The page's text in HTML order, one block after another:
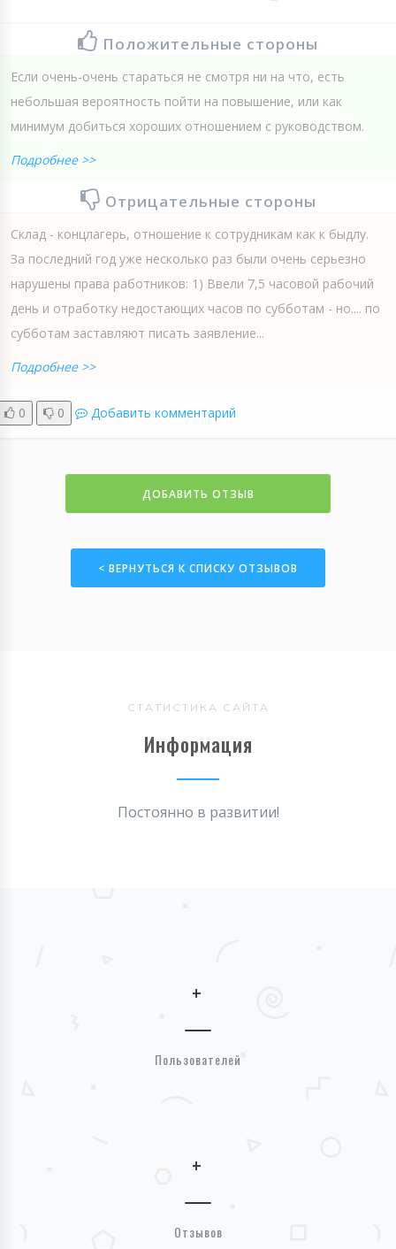
Положительные стороны
Если очень-очень стараться не смотря ни на что, есть
небольшая вероятность пойти на повышение, или как
минимум добиться хороших отношением с руководством.
Подробнее >>
Отрицательные стороны
Склад - концлагерь, отношение к сотрудникам как к быдлу.
За последний год уже несколько раз были очень серьезно
нарушены права работников: 1) Ввели 7,5 часовой рабочий
день и отработку недостающих часов по субботам - но.... по
субботам заставляют писать заявление...
Подробнее >>
0 0 Добавить комментарий
ДОБАВИТЬ ОТЗЫВ
< ВЕРНУТЬСЯ К СПИСКУ ОТЗЫВОВ
СТАТИСТИКА САЙТА
Информация
Постоянно в развитии!
+
Пользователей
+
Отзывов